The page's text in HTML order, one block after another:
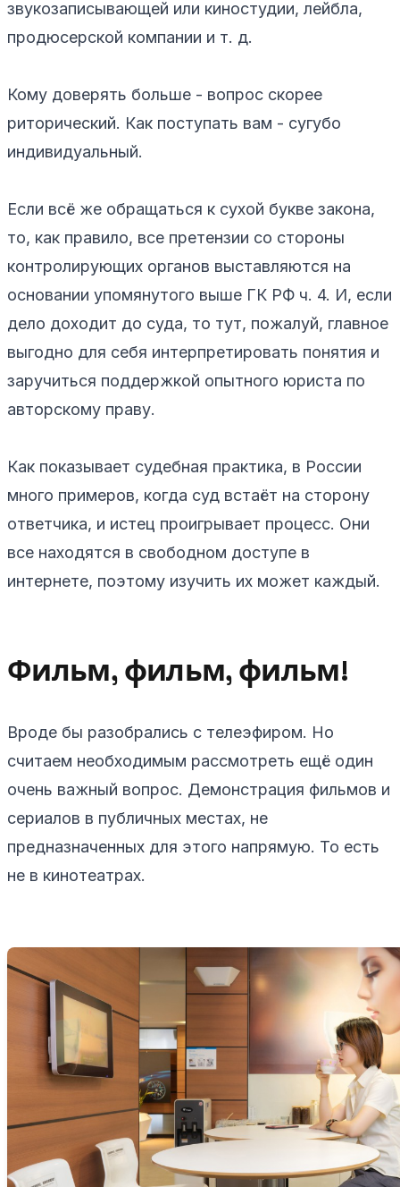
звукозаписывающей или киностудии, лейбла,
продюсерской компании и т. д.
Кому доверять больше - вопрос скорее
риторический. Как поступать вам - сугубо
индивидуальный.
Если всё же обращаться к сухой букве закона,
то, как правило, все претензии со стороны
контролирующих органов выставляются на
основании упомянутого выше ГК РФ ч. 4. И, если
дело доходит до суда, то тут, пожалуй, главное
выгодно для себя интерпретировать понятия и
заручиться поддержкой опытного юриста по
авторскому праву.
Как показывает судебная практика, в России
много примеров, когда суд встаёт на сторону
ответчика, и истец проигрывает процесс. Они
все находятся в свободном доступе в
интернете, поэтому изучить их может каждый.
Фильм, фильм, фильм!
Вроде бы разобрались с телеэфиром. Но
считаем необходимым рассмотреть ещё один
очень важный вопрос. Демонстрация фильмов и
сериалов в публичных местах, не
предназначенных для этого напрямую. То есть
не в кинотеатрах.